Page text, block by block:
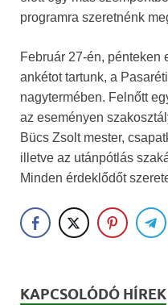
programra szeretnénk
Február 27-én, pénteken
ankétot tartunk, a
nagytermében. Felnőtt
az eseményen
Bücs Zsolt mester,
illetve az utánpótlás
Minden érdeklődőt
KAPCSOLÓDÓ HÍREK